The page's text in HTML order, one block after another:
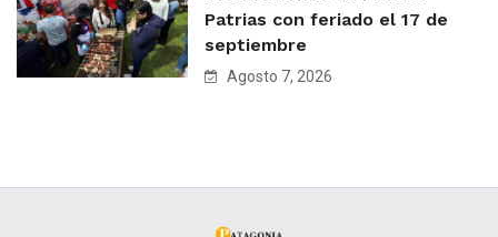
Patrias con feriado el 17 de
septiembre
Agosto 7, 2026